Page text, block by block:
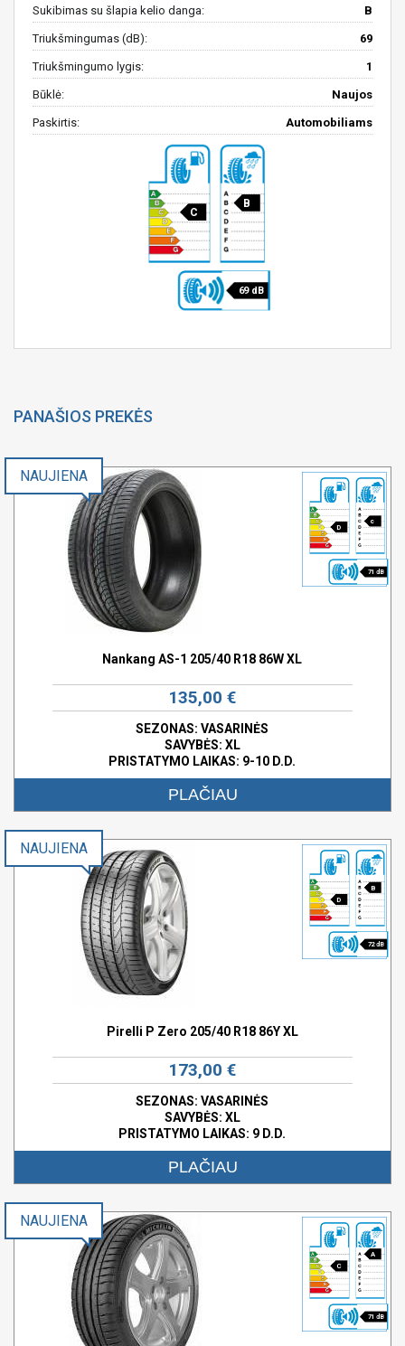
Sukibimas su šlapia kelio danga: B
Triukšmingumas (dB): 69
Triukšmingumo lygis: 1
Būklė: Naujos
Paskirtis: Automobiliams
C
B
69 dB
PANAŠIOS PREKĖS
D
c
71 dB
NAUJIENA
Nankang AS-1 205/40 R18 86W XL
135,00 €
SEZONAS: VASARINĖS
SAVYBĖS: XL
PRISTATYMO LAIKAS: 9-10 D.D.
PLAČIAU
D
B
72 dB
NAUJIENA
Pirelli P Zero 205/40 R18 86Y XL
173,00 €
SEZONAS: VASARINĖS
SAVYBĖS: XL
PRISTATYMO LAIKAS: 9 D.D.
PLAČIAU
C
A
71 dB
NAUJIENA